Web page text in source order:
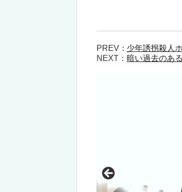
PREV： 少年誘拐殺人
NEXT： 暗い過去のあ